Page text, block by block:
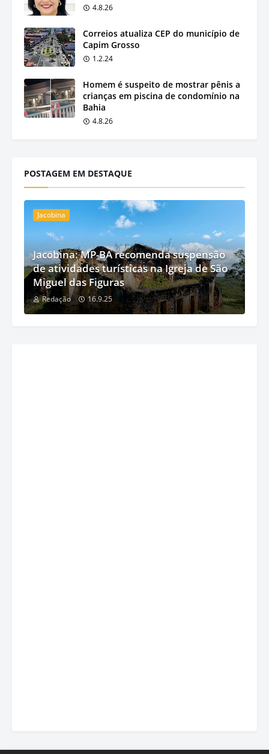
4.8.26
Correios atualiza CEP do município de
Capim Grosso
1.2.24
Homem é suspeito de mostrar pênis a
crianças em piscina de condomínio na
Bahia
4.8.26
POSTAGEM EM DESTAQUE
Jacobina
Jacobina: MP-BA recomenda suspensão
de atividades turísticas na Igreja de São
Miguel das Figuras
Redação 16.9.25